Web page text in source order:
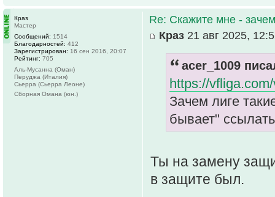
Re: Скажите мне -
Краз 21 авг 2025,
acer_1009
https://
Зачем лиге
бывает"
Ты на замену
в защите был.
Краз
Мастер
Сообщений: 1514
Благодарностей: 412
Зарегистрирован: 16 сен 2016, 20:07
Рейтинг: 705
Аль-Мусанна (Оман)
Перуджа (Италия)
Сьерра (Сьерра Леоне)
Сборная Омана (юн.)